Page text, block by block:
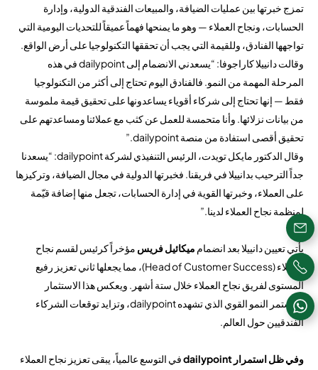
تمزج خبرتها بين عمليات الضيافة، والمبيعات الفندقية الدولية، وإدارة
الحسابات، ونجاح العملاء — وهو ما يمنحها فهماً عميقاً للتحديات اليومية التي
تواجهها الفنادق، وللقيمة التي يجب أن تحققها التكنولوجيا على أرض الواقع.
وقالت دانييلا كاراجوفا: “يسعدني الانضمام إلى dailypoint في هذه
المرحلة المهمة من النمو. فالفنادق اليوم تحتاج إلى أكثر من التكنولوجيا
فقط — إنها تحتاج إلى شركاء أقوياء يساعدونها على تحقيق قيمة ملموسة
من بيانات نزلائها. وأنا متحمسة للعمل عن كثب مع عملائنا ومساعدتهم على
تحقيق أقصى استفادة من منصة dailypoint.”
وقال الدكتور مايكل تويدت، الرئيس التنفيذي لشركة dailypoint: “يسعدنا
جداً الترحيب بدانييلا في فريقنا. فخبرتها الدولية في مجال الضيافة، وتركيزها
على العملاء، وخبرتها القوية في إدارة الحسابات، تجعل منها إضافة قيّمة
لمنظمة نجاح العملاء لدينا.”
يأتي تعيين دانييلا بعد انضمام ميكائيل فريس مؤخراً كرئيس لقسم نجاح
العملاء (Head of Customer Success)، مما يجعلها ثاني تعزيز رفيع
المستوى لفريق نجاح العملاء خلال ستة أشهر. ويعكس هذا الاستثمار
المستمر النمو القوي الذي تشهده dailypoint، وتزايد توقعات الشركاء
الفندقيين حول العالم.
وفي ظل استمرار dailypoint
في التوسع عالمياً، يبقى تعزيز نجاح العملاء